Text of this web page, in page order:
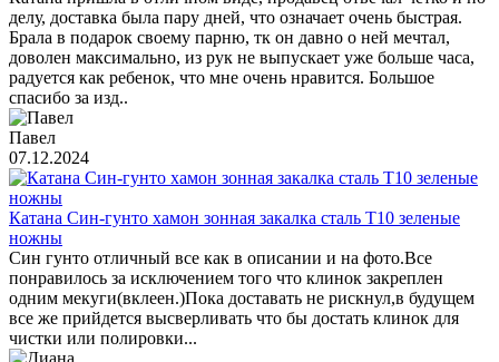
делу, доставка была пару дней, что означает очень быстрая.
Брала в подарок своему парню, тк он давно о ней мечтал,
доволен максимально, из рук не выпускает уже больше часа,
радуется как ребенок, что мне очень нравится. Большое
спасибо за изд..
Павел
07.12.2024
Катана Син-гунто хамон зонная закалка сталь T10 зеленые
ножны
Син гунто отличный все как в описании и на фото.Все
понравилось за исключением того что клинок закреплен
одним мекуги(вклеен.)Пока доставать не рискнул,в будущем
все же прийдется высверливать что бы достать клинок для
чистки или полировки...